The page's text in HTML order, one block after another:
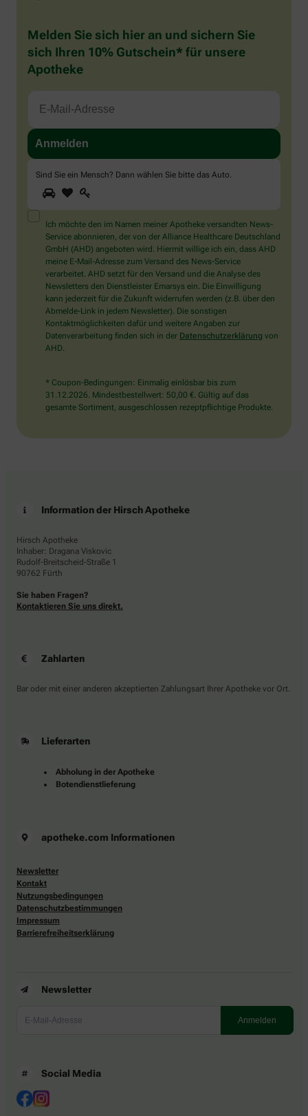
Melden Sie sich hier an und sichern Sie
sich Ihren 10% Gutschein* für unsere
Apotheke
Sind Sie ein Mensch? Dann wählen Sie bitte das Auto
Sie
ein
Mensch?
Dann
wählen
Sie
bitte
das
Auto.
1 2
Ich möchte den im Namen meiner Apotheke versandten News-
Service abonnieren, der von der Alliance Healthcare Deutschland
GmbH (AHD) angeboten wird. Hiermit willige ich ein, dass AHD
meine E-Mail-Adresse zum Versand des News-Service
verarbeitet. AHD setzt für den Versand und die Analyse des
Newsletters den Dienstleister Emarsys ein. Die Einwilligung
kann jederzeit für die Zukunft widerrufen werden (z.B. über den
Abmelde-Link in jedem Newsletter). Die sonstigen
Kontaktmöglichkeiten dafür und weitere Angaben zur
Datenverarbeitung finden sich in der Datenschutzerklärung von
AHD.
* Coupon-Bedingungen: Einmalig einlösbar bis zum
31.12.2026. Mindestbestellwert: 50,00 €. Gültig auf das
gesamte Sortiment, ausgeschlossen rezeptpflichtige Produkte.
Information der Hirsch Apotheke
Hirsch Apotheke
Inhaber: Dragana Viskovic
Rudolf-Breitscheid-Straße 1
90762 Fürth
Sie haben Fragen?
Kontaktieren Sie uns direkt.
Zahlarten
Bar oder mit einer anderen akzeptierten Zahlungsart Ihrer Apotheke vor Ort.
Lieferarten
Abholung in der Apotheke
Botendienstlieferung
apotheke.com Informationen
Newsletter
Kontakt
Nutzungsbedingungen
Datenschutzbestimmungen
Impressum
Barrierefreiheitserklärung
Newsletter
Social Media